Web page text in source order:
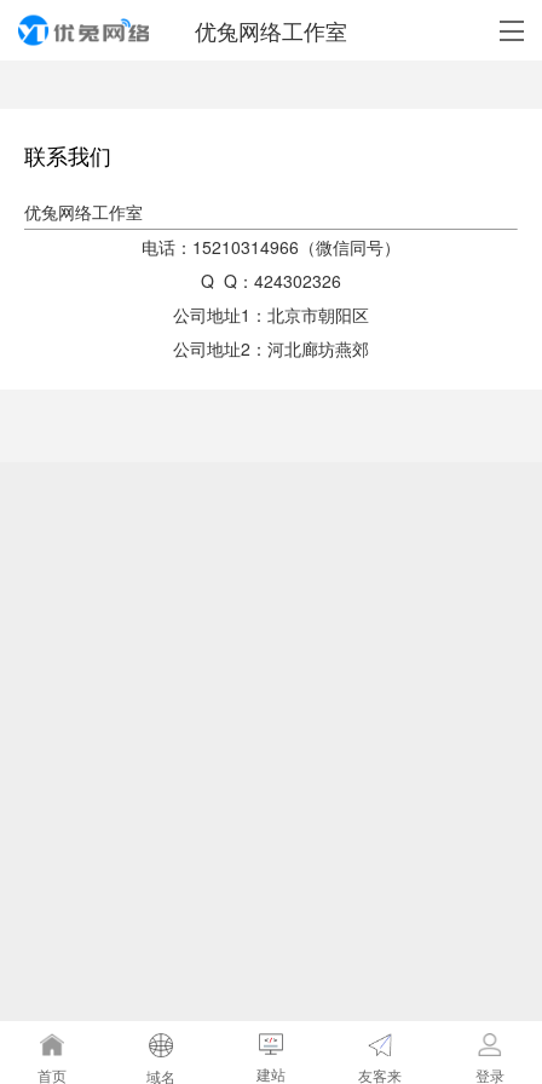
优兔网络工作室
联系我们
优兔网络工作室
电话：15210314966（微信同号）
Q Q：424302326
公司地址1：北京市朝阳区
公司地址2：河北廊坊燕郊
首页 域名 建站 友客来 登录